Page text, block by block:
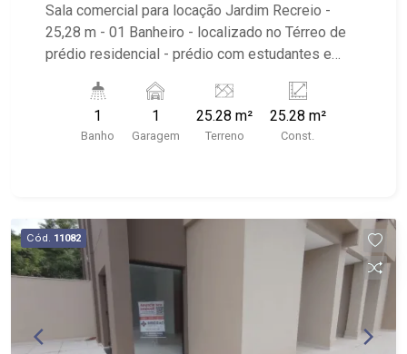
Sala comercial para locação Jardim Recreio -
25,28 m - 01 Banheiro - localizado no Térreo de
prédio residencial - prédio com estudantes e
Bandeirantes, USP/HC, entre outros comércios
1
Banho
1
Garagem
25.28 m²
Terreno
25.28 m²
Const.
Cód. 11082